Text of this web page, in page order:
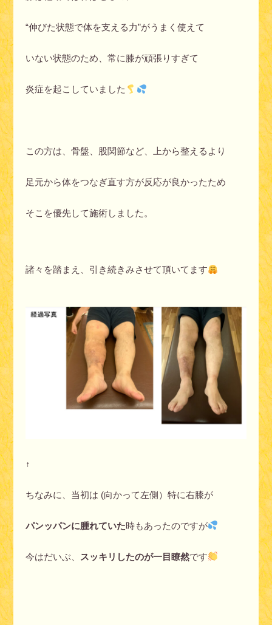
“伸びた状態で体を支える力”がうまく使えて
いない状態のため、常に膝が頑張りすぎて
炎症を起こしていました
この方は、骨盤、股関節など、上から整えるより
足元から体をつなぎ直す方が反応が良かったため
そこを優先して施術しました。
諸々を踏まえ、引き続きみさせて頂いてます
↑
ちなみに、当初は (向かって左側）特に右膝が
パンッパンに腫れていた時もあったのですが
今はだいぶ、 スッキリしたのが一目瞭然です